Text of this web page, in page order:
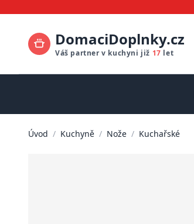
DomaciDoplnky.cz
Váš partner v kuchyni již 17 let
Úvod / Kuchyně / Nože / Kuchařské